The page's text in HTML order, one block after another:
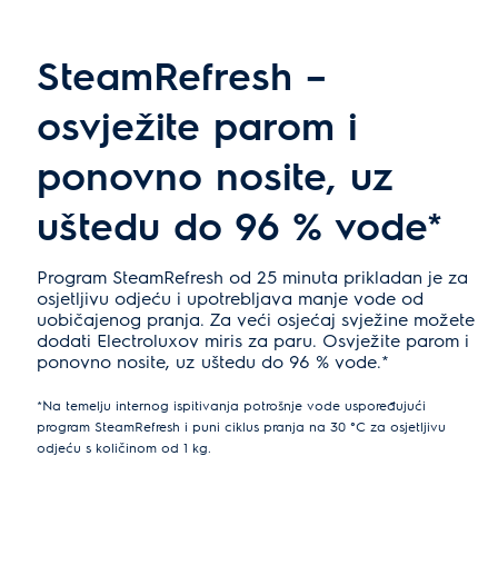
SteamRefresh –
osvježite parom i
ponovno nosite, uz
uštedu do 96 % vode*
Program SteamRefresh od 25 minuta prikladan je za
osjetljivu odjeću i upotrebljava manje vode od
uobičajenog pranja. Za veći osjećaj svježine možete
dodati Electroluxov miris za paru. Osvježite parom i
ponovno nosite, uz uštedu do 96 % vode.*
*Na temelju internog ispitivanja potrošnje vode uspoređujući
program SteamRefresh i puni ciklus pranja na 30 °C za osjetljivu
odjeću s količinom od 1 kg.